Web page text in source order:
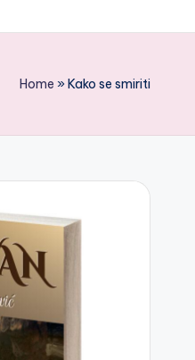
Home »Kako se smiriti